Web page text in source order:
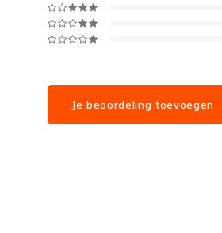
Je beoordeling toevoegen